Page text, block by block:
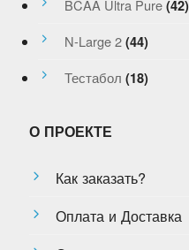
BCAA Ultra Pure (42)
N-Large 2 (44)
Тестабол (18)
О ПРОЕКТЕ
Как заказать?
Оплата и Доставка